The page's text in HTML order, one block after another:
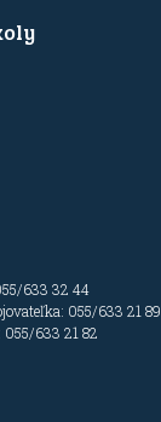
633 32 44
055/633 21 89
055/633 21 82